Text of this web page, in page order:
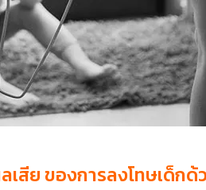
เสีย ของการลงโทษเด็กด้